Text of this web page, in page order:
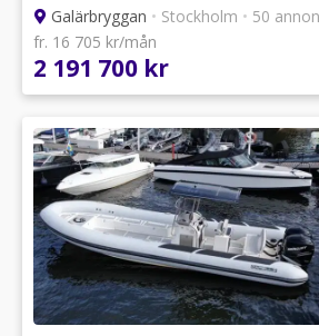
Galärbryggan • Stockholm • 50
fr. 16 705 kr/mån
2 191 700 kr